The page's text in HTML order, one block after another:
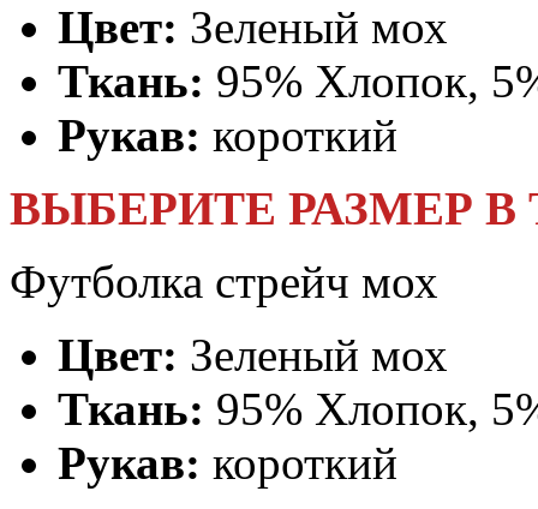
Цвет: Зеленый мох
Ткань: 95% Хлопок,
Рукав: короткий
ВЫБЕРИТЕ РАЗМЕР В
Футболка стрейч мох
Цвет: Зеленый мох
Ткань: 95% Хлопок,
Рукав: короткий